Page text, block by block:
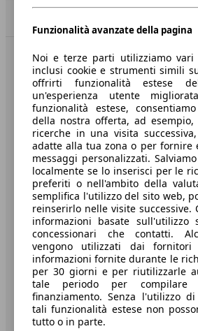
Benvenuti su AutoScout24, il
Società
A proposito di AutoScout24
Stampa
Media
Condizioni generali
Informazioni
Privacy
Dichiarazione di Accessibilità
Servizi
Area rivenditori
Funzionalità avanzate della pagina
Noi e terze parti utilizziamo vari
inclusi cookie e strumenti simili
offrirti funzionalità estese
un'esperienza utente
funzionalità estese,
della nostra offerta, ad
ricerche in una visita
adatte alla tua zona o per fornire
messaggi personalizzati.
localmente se lo inserisci per le
preferiti o nell'ambito della
semplifica l'utilizzo del sito web,
reinserirlo nelle visite successive.
informazioni basate sull'utilizzo
concessionari che contatti.
vengono utilizzati dai fornitori
informazioni fornite durante le
per 30 giorni e per riutilizzarle
tale periodo per compilare
finanziamento. Senza l'utilizzo
tali funzionalità estese non
tutto o in parte.